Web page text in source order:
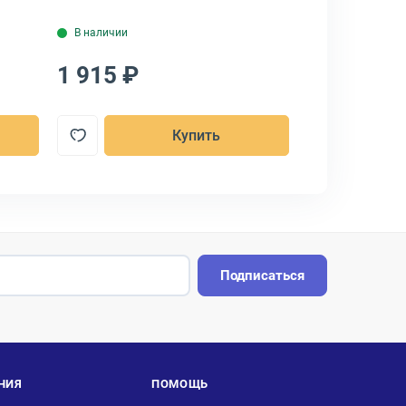
В наличии
1 915 ₽
Купить
Подписаться
ПОМОЩЬ